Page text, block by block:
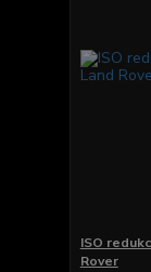
ISO
Rover